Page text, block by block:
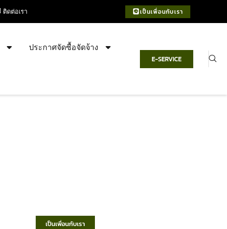
ติดต่อเรา เป็นเพื่อนกับเรา
ประกาศจัดซื้อจัดจ้าง
E-SERVICE
เป็นเพื่อนกับเรา